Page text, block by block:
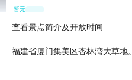
暂无点评
查看景点简介及开放时间
福建省厦门集美区杏林湾大草地。